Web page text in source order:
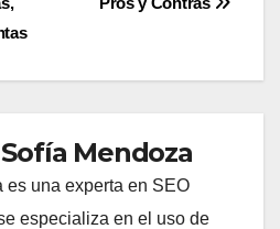
Sofía Mendoza
es una experta en SEO
especializa en el uso de